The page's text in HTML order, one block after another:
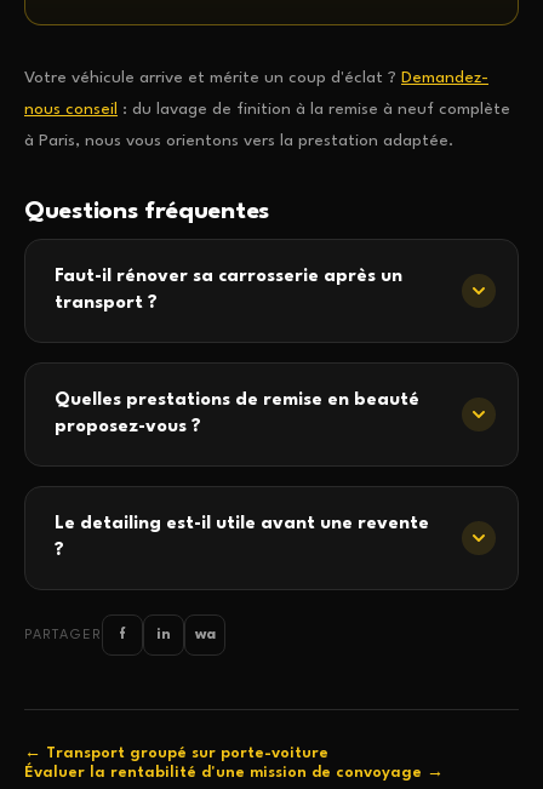
Votre véhicule arrive et mérite un coup d'éclat ? Demandez-
nous conseil : du lavage de finition à la remise à neuf complète
à Paris, nous vous orientons vers la prestation adaptée.
Questions fréquentes
Faut-il rénover sa carrosserie après un
transport ?
Quelles prestations de remise en beauté
proposez-vous ?
Le detailing est-il utile avant une revente
?
PARTAGER f in wa
← Transport groupé sur porte-voiture
Évaluer la rentabilité d'une mission de convoyage →